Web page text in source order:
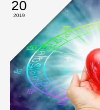
20
2019